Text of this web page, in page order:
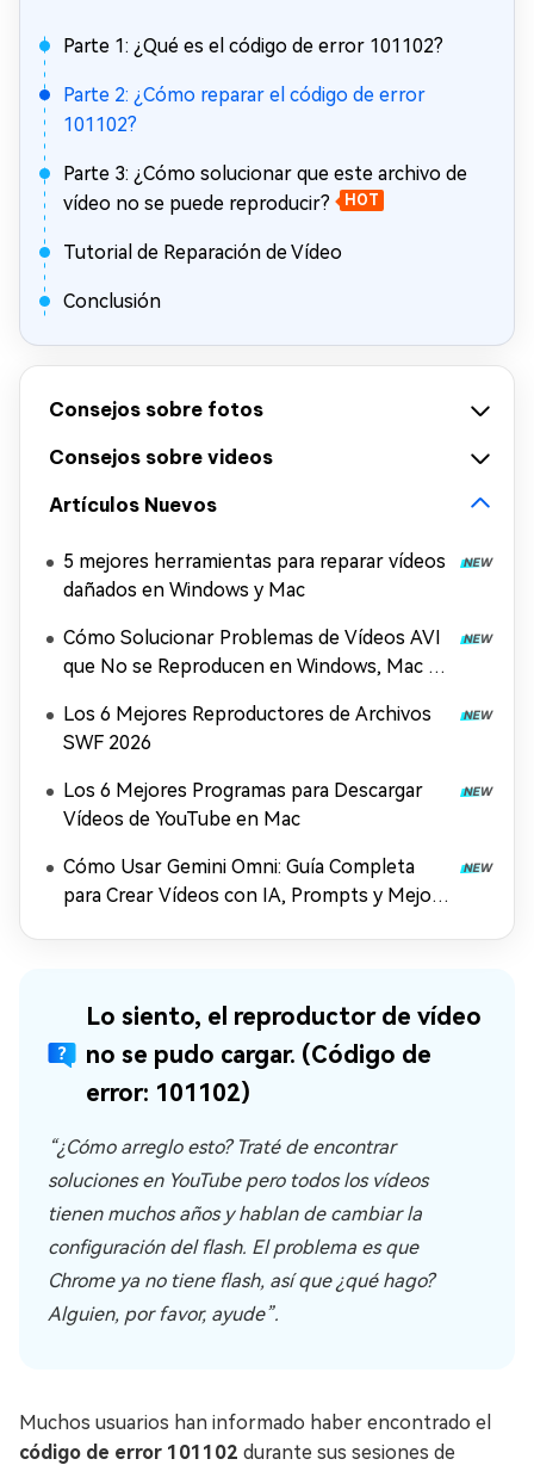
Parte 1: ¿Qué es el código de error 101102?
Parte 2: ¿Cómo reparar el código de error
101102?
Parte 3: ¿Cómo solucionar que este archivo de
vídeo no se puede reproducir?
HOT
Tutorial de Reparación de Vídeo
Conclusión
Consejos sobre fotos
Consejos sobre videos
Artículos Nuevos
5 mejores herramientas para reparar vídeos
dañados en Windows y Mac
Cómo Solucionar Problemas de Vídeos AVI
que No se Reproducen en Windows, Mac y
Los 6 Mejores Reproductores de Archivos
SWF 2026
Los 6 Mejores Programas para Descargar
Vídeos de YouTube en Mac
Cómo Usar Gemini Omni: Guía Completa
para Crear Vídeos con IA, Prompts y Mejora
Lo siento, el reproductor de vídeo
no se pudo cargar. (Código de
error: 101102)
“¿Cómo arreglo esto? Traté de encontrar
soluciones en YouTube pero todos los vídeos
tienen muchos años y hablan de cambiar la
configuración del flash. El problema es que
Chrome ya no tiene flash, así que ¿qué hago?
Alguien, por favor, ayude”.
Muchos usuarios han informado haber encontrado el
código de error 101102 durante sus sesiones de